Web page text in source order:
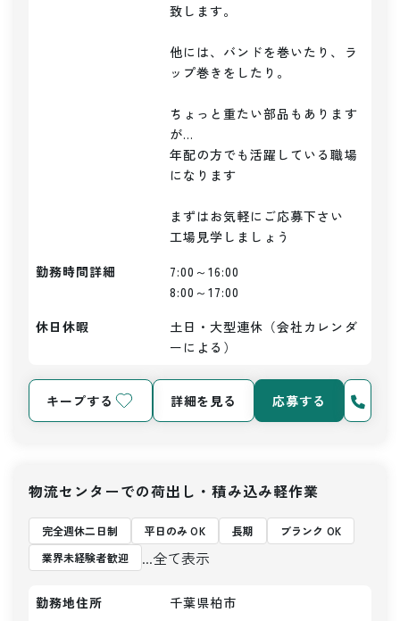
致します。
他には、バンドを巻いたり、ラ
ップ巻きをしたり。
ちょっと重たい部品もあります
が...
年配の方でも活躍している職場
になります
まずはお気軽にご応募下さい
勤務時間詳細
7:00～16:00
8:00～17:00
休日休暇
土日・大型連休（会社カレンダ
ーによる）
キープする 詳細を見る 応募する
物流センターでの荷出し・積み込み軽作業
完全週休二日制 平日のみ OK 長期
ブランク OK
業界未経験者歓迎
...全て表示
勤務地住所
千葉県柏市